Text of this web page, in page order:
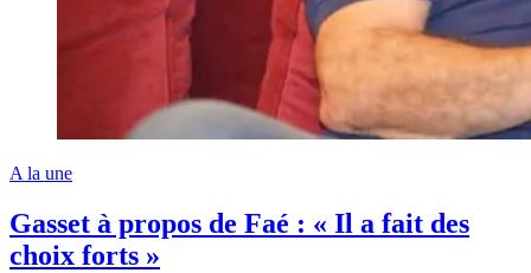
A la une
Gasset à propos de Faé : « Il a fait des
choix forts »